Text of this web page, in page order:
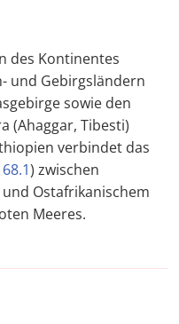
des Kontinentes
und Gebirgsländern
sowie den
(Ahaggar, Tibesti)
verbindet das
) zwischen
Ostafrikanischem
Meeres.